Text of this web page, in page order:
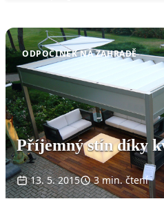
ODPOČINEK NA ZAHRADĚ
Příjemný stín díky
13. 5. 2015 3 min. čtení